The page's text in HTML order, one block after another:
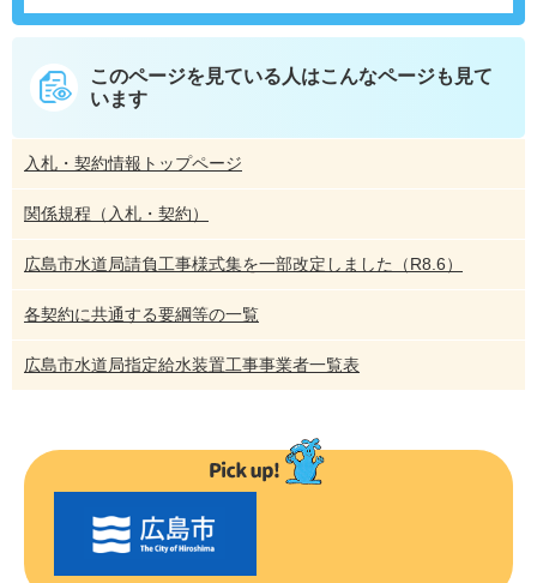
このページを見ている人はこんなページも見て
います
入札・契約情報トップページ
関係規程（入札・契約）
広島市水道局請負工事様式集を一部改定しました（R8.6）
各契約に共通する要綱等の一覧
広島市水道局指定給水装置工事事業者一覧表